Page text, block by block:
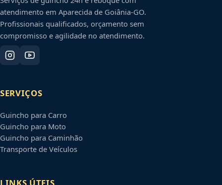
atendimento em Aparecida de Goiânia-GO.
Profissionais qualificados, orçamento sem
compromisso e agilidade no atendimento.
SERVIÇOS
Guincho para Carro
Guincho para Moto
Guincho para Caminhão
Transporte de Veículos
LINKS ÚTEIS